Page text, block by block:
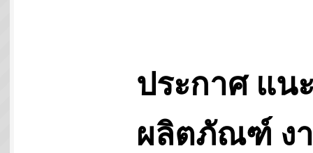
ประกาศ แน
ผลิตภัณฑ์ ง